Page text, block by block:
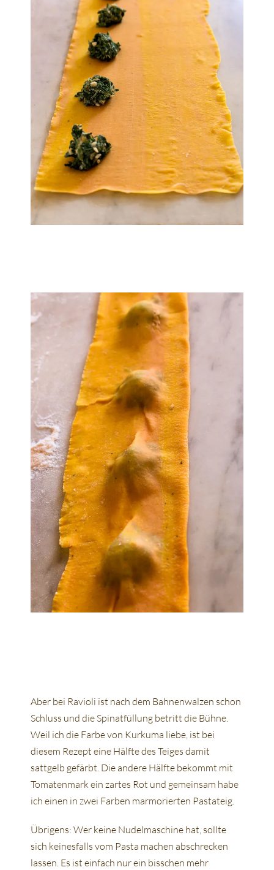
Aber bei Ravioli ist nach dem Bahnenwalzen schon
Schluss und die Spinatfüllung betritt die Bühne.
Weil ich die Farbe von Kurkuma liebe, ist bei
diesem Rezept eine Hälfte des Teiges damit
sattgelb gefärbt. Die andere Hälfte bekommt mit
Tomatenmark ein zartes Rot und gemeinsam habe
ich einen in zwei Farben marmorierten Pastateig.
Übrigens: Wer keine Nudelmaschine hat, sollte
sich keinesfalls vom Pasta machen abschrecken
lassen. Es ist einfach nur ein bisschen mehr